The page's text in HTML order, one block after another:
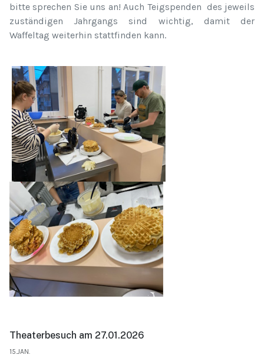
bitte sprechen Sie uns an! Auch Teigspenden des jeweils
zuständigen Jahrgangs sind wichtig, damit der
Waffeltag weiterhin stattfinden kann.
Theaterbesuch am 27.01.2026
15.JAN.